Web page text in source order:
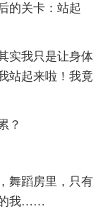
的关卡：站起
实我只是让身体
站起来啦！我竟
？
舞蹈房里，只有
的我……